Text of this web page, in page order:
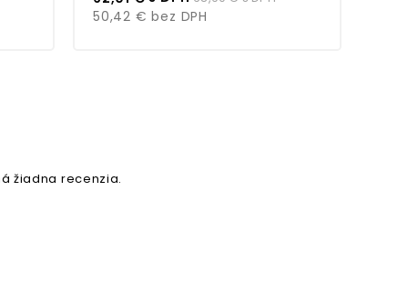
cena
50,42 € bez DPH
žiadna recenzia.